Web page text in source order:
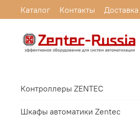
Каталог Контакты Доставка
Контроллеры ZENTEC
Шкафы автоматики Zentec